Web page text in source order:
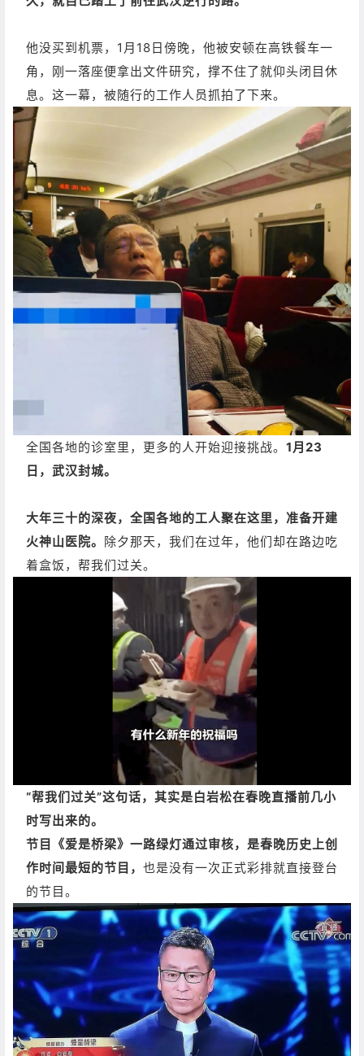
他没买到机票，1月18日傍晚，他被安顿在高铁餐车一
角，刚一落座便拿出文件研究，撑不住了就仰头闭目休
息。这一幕，被随行的工作人员抓拍了下来。
全国各地的诊室里，更多的人开始迎接挑战。 1月23
日，武汉封城。
大年三十的深夜，全国各地的工人聚在这里，准备开建
火神山医院。 除夕那天，我们在过年，他们却在路边吃
着盒饭，帮我们过关。
“帮我们过关”这句话，其实是白岩松在春晚直播前几小
时写出来的。
节目《爱是桥梁》一路绿灯通过审核，是春晚历史上创
作时间最短的节目， 也是没有一次正式彩排就直接登台
的节目。